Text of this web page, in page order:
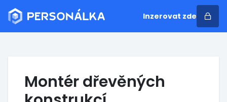
Inzerovat zde
Montér dřevěných